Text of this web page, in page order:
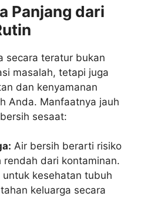
Panjang dari
secara teratur bukan
masalah, tetapi juga
dan kenyamanan
Anda. Manfaatnya jauh
sesaat:
Air bersih berarti risiko
rendah dari kontaminan.
kesehatan tubuh
keluarga secara